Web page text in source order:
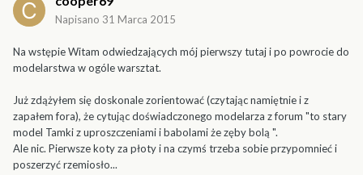
Napisano 31 Marca 2015
Na wstępie Witam odwiedzających mój pierwszy tutaj i po powrocie do
modelarstwa w ogóle warsztat.
Już zdążyłem się doskonale zorientować (czytając namiętnie i z
zapałem fora), że cytując doświadczonego modelarza z forum "to stary
model Tamki z uproszczeniami i babolami że zęby bolą ".
Ale nic. Pierwsze koty za płoty i na czymś trzeba sobie przypomnieć i
poszerzyć rzemiosło...